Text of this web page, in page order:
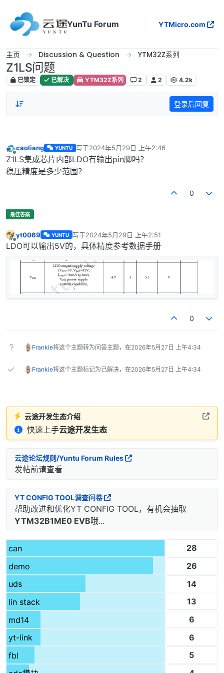
YunTu Forum
YTMicro.com
主页 Discussion & Question YTM32Z系列
Z1LS问题
已锁定 已解决 YTM32Z系列 2 2 4.2k
登录后回复
离线
caoliang YUNTU 写于2024年5月29日 上午2:46
最后由 编辑
Z1LS集成芯片内部LDO有输出pin脚吗？
稳压精度是多少范围？
0
离线
yt0069 YUNTU 写于2024年5月29日 上午2:51
最后由 编辑
LDO可以输出5V的，具体精度参考数据手册
0
Frankie将这个主题转为问答主题，在2026年5月27日 上午4:34
Frankie将这个主题标记为已解决，在2026年5月27日 上午4:34
云途开发生态介绍
快速上手云途开发生态
云途论坛规则/Yuntu Forum Rules
发帖前请查看
YT CONFIG TOOL调查问卷
帮助改进和优化YT CONFIG TOOL，有机会抽取
YTM32B1ME0 EVB哦...
can
28
demo
26
uds
14
lin stack
13
md14
6
yt-link
6
fbl
5